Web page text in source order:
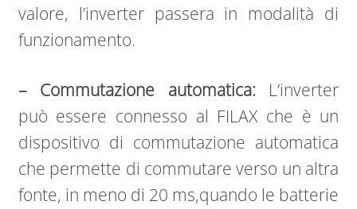
valore, l’inverter passera in modalità di
funzionamento.
– Commutazione automatica:L’inverter
può essere connesso al FILAX che è un
dispositivo di commutazione automatica
che permette di commutare verso un altra
fonte, in meno di 20 ms,quando le batterie